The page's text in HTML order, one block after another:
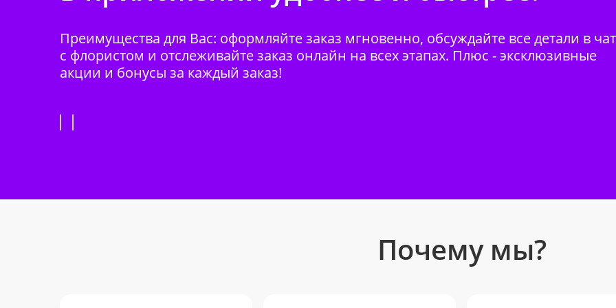
Преимущества для Вас: оформляйте заказ мгновенно, обсуждайте все детали в
с флористом и отслеживайте заказ онлайн на всех этапах. Плюс - эксклюзивные
акции и бонусы за каждый заказ!
Почему мы?